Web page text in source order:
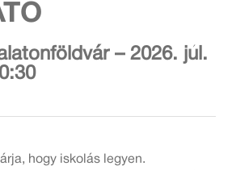
– 2026. júl.
hogy iskolás legyen.